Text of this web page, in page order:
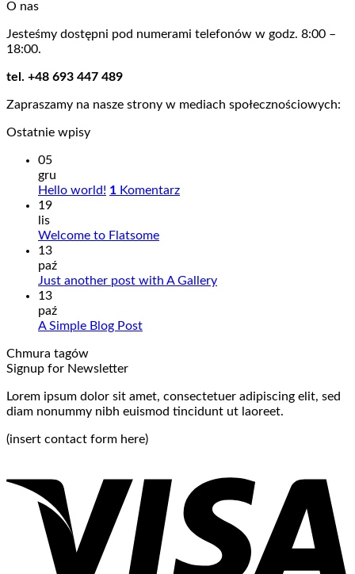
O nas
Jesteśmy dostępni pod numerami telefonów w godz. 8:00 –
18:00.
tel. +48 693 447 489
Zapraszamy na nasze strony w mediach społecznościowych:
Ostatnie wpisy
05
gru
Hello world! 1 Komentarz
19
lis
Welcome to Flatsome
13
paź
Just another post with A Gallery
13
paź
A Simple Blog Post
Chmura tagów
Signup for Newsletter
Lorem ipsum dolor sit amet, consectetuer adipiscing elit, sed
diam nonummy nibh euismod tincidunt ut laoreet.
(insert contact form here)